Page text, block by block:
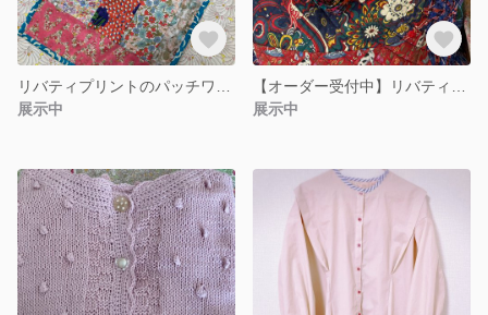
展示中
展示中